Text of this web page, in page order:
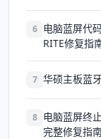
6 电脑蓝屏代
RITE修复指
7 华硕主板蓝
8 电脑蓝屏终
完整修复指